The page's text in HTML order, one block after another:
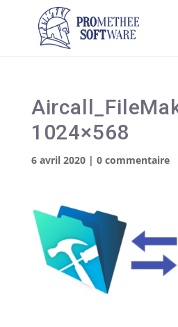
1024×568
6 avril 2020| 0 commentaire